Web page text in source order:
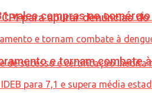
para apurar denúncias do
vales compras no
e tornam combate